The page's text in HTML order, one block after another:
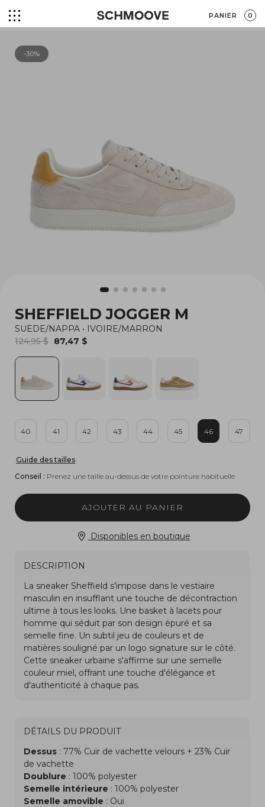
PANIER 0
-30%
SHEFFIELD JOGGER M
SUEDE/NAPPA • IVOIRE/MARRON
124,95 $ 87,47 $
40 41 42 43 44 45 46 47
Guide des tailles
Conseil : Prenez une taille au-dessus de votre pointure habituelle
AJOUTER AU PANIER
Disponibles en boutique
DESCRIPTION
DÉTAILS DU PRODUIT
Dessus : 77% Cuir de vachette velours + 23% Cuir
de vachette
Doublure : 100% polyester
Semelle intérieure : 100% polyester
Semelle amovible : Oui